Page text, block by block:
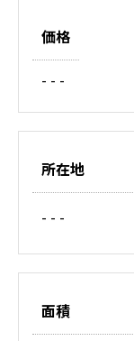
価格
- - -
所在地
- - -
面積